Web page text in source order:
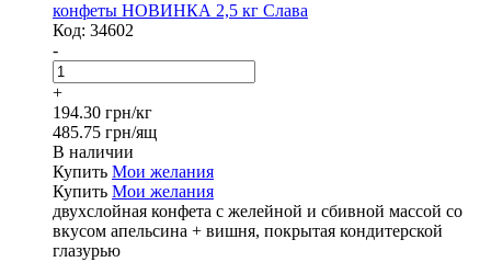
конфеты НОВИНКА 2,5 кг Слава
Код: 34602
-
+
194.30 грн/кг
485.75 грн/ящ
В наличии
Купить Мои желания
Купить Мои желания
двухслойная конфета с желейной и сбивной массой со
вкусом апельсина + вишня, покрытая кондитерской
глазурью